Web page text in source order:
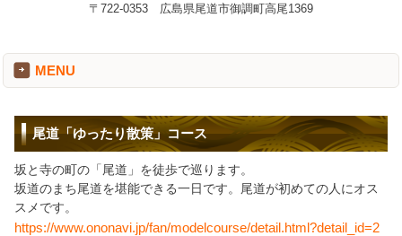
〒722-0353 広島県尾道市御調町高尾1369
MENU
尾道「ゆったり散策」コース
坂と寺の町の「尾道」を徒歩で巡ります。
坂道のまち尾道を堪能できる一日です。尾道が初めての人にオス
スメです。
https://www.ononavi.jp/fan/modelcourse/detail.html?detail_id=2